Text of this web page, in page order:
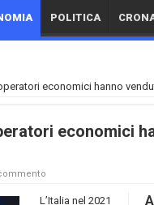
POLITICA
economici hanno
economici
L’Italia nel 2021